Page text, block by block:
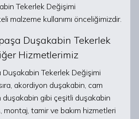
Tekerlek Değişimi
malzeme kullanımı önceliğimizdir.
Duşakabin Tekerlek
Hizmetlerimiz
Duşakabin Tekerlek Değişimi
akordiyon duşakabin, cam
duşakabin gibi çeşitli duşakabin
montaj, tamir ve bakım hizmetleri